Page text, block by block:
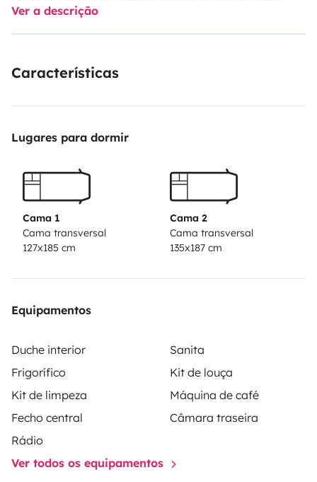
están pensados para completar tu descanso visual,
además también aporta tranquilidad y confort a tus
están situadas en la parte trasera, se trata de una
Dispone de cocina completa, baño completo con agua
perfecta para viajar tanto solo, como en pareja,
amigos o incluso en familia.
Cualquier consulta que tenga, no dude en ponerse en
ayudarle en su viaje.
Ver a descrição
Características
Lugares para dormir
Cama 1
Cama transversal
127x185 cm
Cama 2
Cama transversal
135x187 cm
Equipamentos
Duche interior
Sanita
Frigorífico
Kit de louça
Kit de limpeza
Máquina de café
Fecho central
Câmara traseira
Rádio
Ver todos os equipamentos